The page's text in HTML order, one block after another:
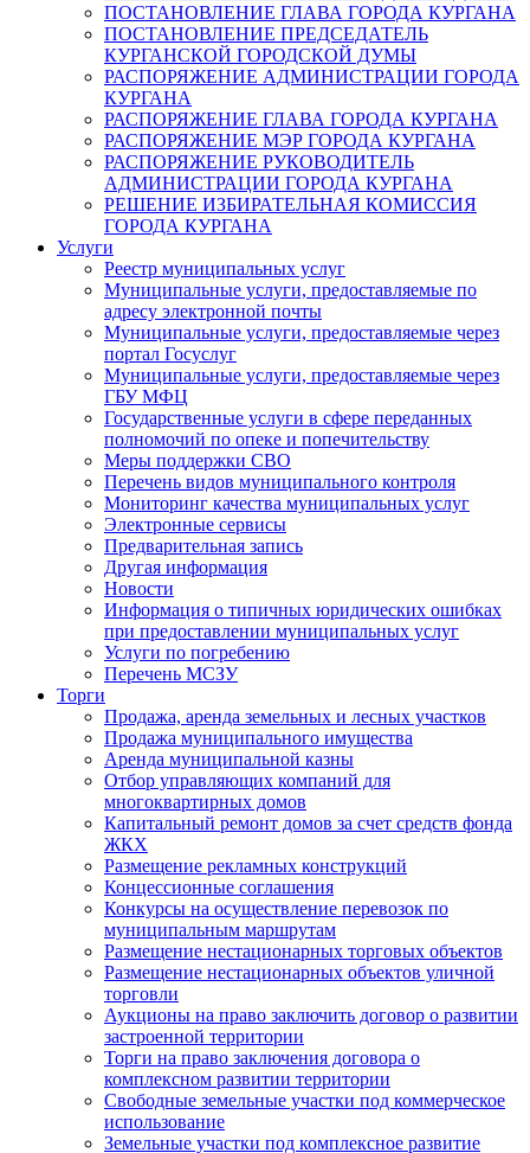
ПОСТАНОВЛЕНИЕ ГЛАВА ГОРОДА КУРГАНА
ПОСТАНОВЛЕНИЕ ПРЕДСЕДАТЕЛЬ
КУРГАНСКОЙ ГОРОДСКОЙ ДУМЫ
РАСПОРЯЖЕНИЕ АДМИНИСТРАЦИИ ГОРОДА
КУРГАНА
РАСПОРЯЖЕНИЕ ГЛАВА ГОРОДА КУРГАНА
РАСПОРЯЖЕНИЕ МЭР ГОРОДА КУРГАНА
РАСПОРЯЖЕНИЕ РУКОВОДИТЕЛЬ
АДМИНИСТРАЦИИ ГОРОДА КУРГАНА
РЕШЕНИЕ ИЗБИРАТЕЛЬНАЯ КОМИССИЯ
ГОРОДА КУРГАНА
Услуги
Реестр муниципальных услуг
Муниципальные услуги, предоставляемые по
адресу электронной почты
Муниципальные услуги, предоставляемые через
портал Госуслуг
Муниципальные услуги, предоставляемые через
ГБУ МФЦ
Государственные услуги в сфере переданных
полномочий по опеке и попечительству
Меры поддержки СВО
Перечень видов муниципального контроля
Мониторинг качества муниципальных услуг
Электронные сервисы
Предварительная запись
Другая информация
Новости
Информация о типичных юридических ошибках
при предоставлении муниципальных услуг
Услуги по погребению
Перечень МСЗУ
Торги
Продажа, аренда земельных и лесных участков
Продажа муниципального имущества
Аренда муниципальной казны
Отбор управляющих компаний для
многоквартирных домов
Капитальный ремонт домов за счет средств фонда
ЖКХ
Размещение рекламных конструкций
Концессионные соглашения
Конкурсы на осуществление перевозок по
муниципальным маршрутам
Размещение нестационарных торговых объектов
Размещение нестационарных объектов уличной
торговли
Аукционы на право заключить договор о развитии
застроенной территории
Торги на право заключения договора о
комплексном развитии территории
Свободные земельные участки под коммерческое
использование
Земельные участки под комплексное развитие